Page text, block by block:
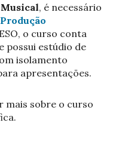
, é necessário
Produção
o curso conta
possui estúdio de
isolamento
apresentações.
mais sobre o curso